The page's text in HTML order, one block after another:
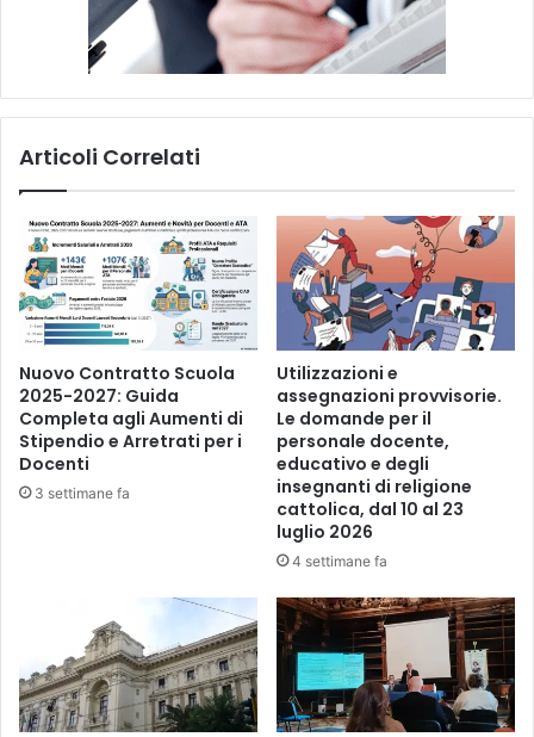
Articoli Correlati
Nuovo Contratto Scuola
2025-2027: Guida
Completa agli Aumenti di
Stipendio e Arretrati per i
Docenti
3 settimane fa
Utilizzazioni e
assegnazioni provvisorie.
Le domande per il
personale docente,
educativo e degli
insegnanti di religione
cattolica, dal 10 al 23
luglio 2026
4 settimane fa